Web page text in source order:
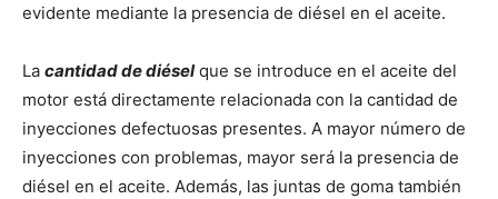
evidente mediante la presencia de diésel en el aceite.
La cantidad de diésel que se introduce en el aceite del
motor está directamente relacionada con la cantidad de
inyecciones defectuosas presentes. A mayor número de
inyecciones con problemas, mayor será la presencia de
diésel en el aceite. Además, las juntas de goma también